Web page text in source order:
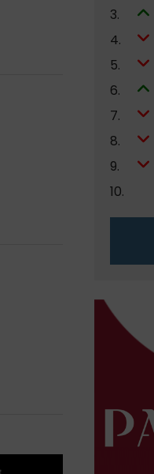
3.
4.
5.
6.
7.
8.
9.
10.